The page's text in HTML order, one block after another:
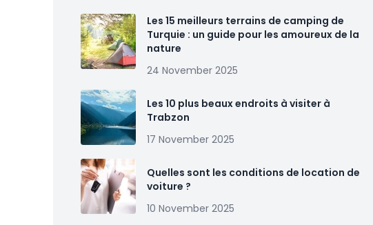
Les 15 meilleurs terrains de camping de
Turquie : un guide pour les amoureux de la
nature
24 November 2025
Les 10 plus beaux endroits à visiter à
Trabzon
17 November 2025
Quelles sont les conditions de location de
voiture ?
10 November 2025